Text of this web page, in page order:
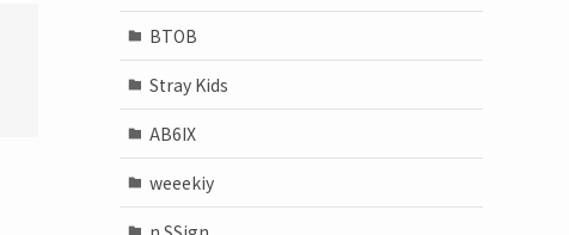
BTOB
Stray Kids
AB6IX
weeekiy